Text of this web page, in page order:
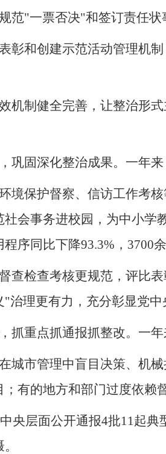
范"一票否决"和签订责任
彰和创建示范活动管理机
机制健全完善，让整治形
巩固深化整治成果。一年
境保护督察、信访工作考
社会事务进校园，为中小学
程序同比下降93.3%，
查检查考核更规范，评比
"治理更有力，充分彰显党
抓重点抓通报抓整改。一
城市管理中盲目决策、机
；有的地方和部门过度依
央层面公开通报4批11起